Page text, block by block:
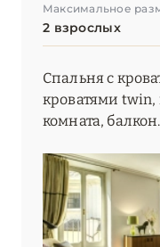
Максимальное
2 взрослых
Спальня с
кроватями twin,
комната,